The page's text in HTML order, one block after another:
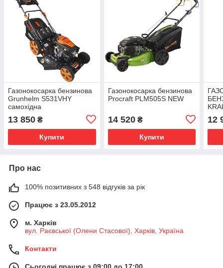
Газонокосарка бензинова
Grunhelm S531VHY
самохідна
13 850 ₴
Купити
Газонокосарка бензинова
Procraft PLM505S NEW
14 520₴
Купити
12
Про нас
100% позитивних з 548 відгуків за рік
Працює з 23.05.2012
м. Харків
вул. Раєвської (Олени Стасової), Харків, Україна
Контакти